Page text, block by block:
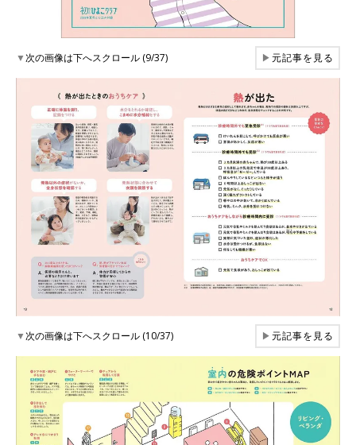
▼次の画像は下へスクロール (9/37) ▶元記事を見る
▼次の画像は下へスクロール (10/37) ▶元記事を見る